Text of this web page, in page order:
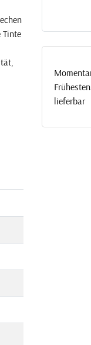
Tinte
lieferbar